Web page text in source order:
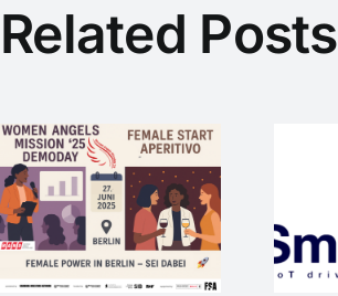
Related Posts
SmartLoC –
WEP-Startup
mit
internationaler
Vision sucht
Investor*innen